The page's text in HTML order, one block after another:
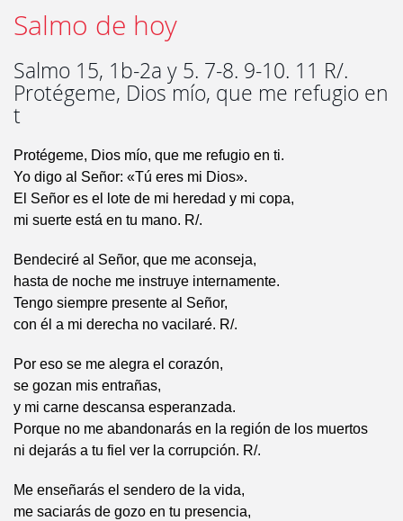
Salmo de hoy
Salmo 15, 1b-2a y 5. 7-8. 9-10. 11 R/.
Protégeme, Dios mío, que me refugio en
t
Protégeme, Dios mío, que me refugio en ti.
Yo digo al Señor: «Tú eres mi Dios».
El Señor es el lote de mi heredad y mi copa,
mi suerte está en tu mano. R/.
Bendeciré al Señor, que me aconseja,
hasta de noche me instruye internamente.
Tengo siempre presente al Señor,
con él a mi derecha no vacilaré. R/.
Por eso se me alegra el corazón,
se gozan mis entrañas,
y mi carne descansa esperanzada.
Porque no me abandonarás en la región de los muertos
ni dejarás a tu fiel ver la corrupción. R/.
Me enseñarás el sendero de la vida,
me saciarás de gozo en tu presencia,